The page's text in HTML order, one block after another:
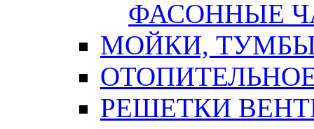
ФАСОННЫЕ
МОЙКИ,
РЕШЕТКИ